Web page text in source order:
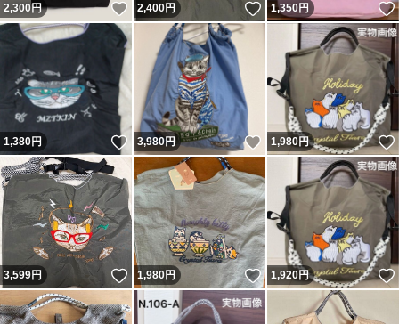
2,300円 いいね！
2,400円 いいね！
1,350円
1,380円 いいね！
3,980円 いいね！
1,980円
3,599円 いいね！
1,980円 いいね！
1,920円